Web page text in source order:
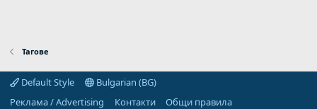
Тагове
Default Style
Bulgarian (BG)
Реклама / Advertising
Контакти
Общи правила